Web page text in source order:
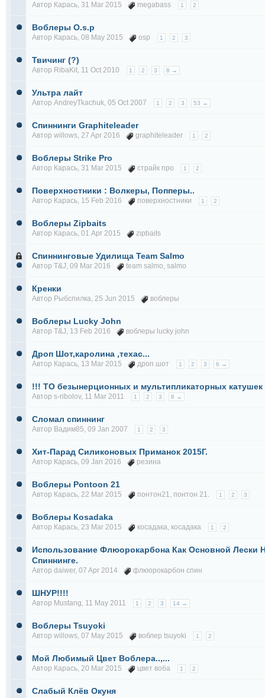
Автор Карась, 31 Mar 2015 megabass 1 2
Воблеры O.s.p
Автор Карась, 08 May 2015 osp 1 2 3
Твичинг (?)
Автор RibaKit, 11 Oct 2010 1 2 3 8 →
Ультра лайт
Автор AndreyTkachuk, 05 Oct 2007 1 2 3 53 →
Спиннинги Graphiteleader
Автор willows, 27 Apr 2016 graphiteleader 1 2
Воблеры Strike Pro
Автор Карась, 31 Mar 2015 страйк про 1 2
Поверхностники : Волкеры, Попперы..
Автор Карась, 15 Feb 2016 поверхностники 1 2
Воблеры Zipbaits
Автор Карась, 01 Apr 2015 zipbaits
Спиннинговые Удилища Team Salmo
Автор T&J, 09 Mar 2016 team salmo, salmo
Кренки
Автор Рыбспилка, 25 Jun 2015 воблеры
Воблеры Lucky John
Автор T&J, 13 Feb 2016 воблеры lucky john
Дроп Шот,каролина ,техас...
Автор Карась, 13 Mar 2015 дроп шот 1 2 3 6 →
!!! ТО безынерционных и мультипликаторных
Автор s-ribolov, 11 Mar 2011 1 2 3 8 →
Сломал спиннинг
Автор Вадим85, 09 Jan 2007 1 2 3
Хит-Парад Силиконовых Приманок 2015Г.
Автор Карась, 09 Jan 2016 резина
Воблеры Pontoon 21
Автор Карась, 22 Mar 2015 понтон21, понтон 21. 1 2 3
Воблеры Кosadaka
Автор Карась, 23 Mar 2015 косадака, косадака 1 2
Использование Флюорокарбона Как Основной Лески
Спиннинге.
Автор daiwer, 07 Apr 2014 флюорокарбон спин
ШНУР!!!!
Автор Mustang, 11 May 2011 1 2 3 14 →
Воблеры Tsuyoki
Автор willows, 07 May 2015 воблер tsuyoki 1 2
Мой Любимый Цвет Воблера..,...
Автор Карась, 20 Mar 2015 цвет воба 1 2
Слабый Клёв Окуня